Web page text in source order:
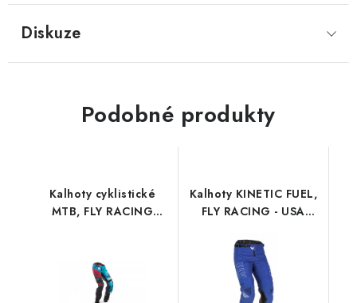
Diskuze
Podobné produkty
Kalhoty cyklistické
MTB, FLY RACING
Kalhoty KINETIC FUEL,
FLY RACING - USA